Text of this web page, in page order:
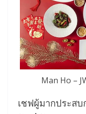
Man Ho –
เชฟผู้มากประส